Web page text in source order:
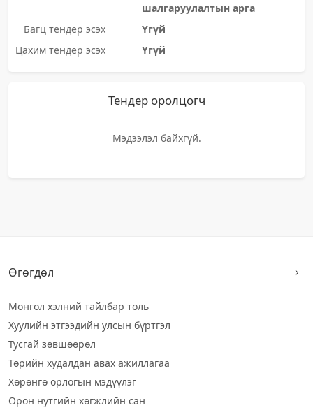
шалгаруулалтын арга
Багц тендер эсэх
Үгүй
Цахим тендер эсэх
Үгүй
Тендер оролцогч
Мэдээлэл байхгүй.
Өгөгдөл
Монгол хэлний тайлбар толь
Хуулийн этгээдийн улсын бүртгэл
Тусгай зөвшөөрөл
Төрийн худалдан авах ажиллагаа
Хөрөнгө орлогын мэдүүлэг
Орон нутгийн хөгжлийн сан